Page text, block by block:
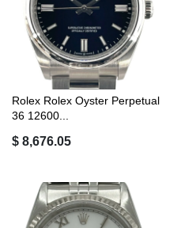
Rolex Rolex Oyster Perpetual
36 12600...
$ 8,676.05